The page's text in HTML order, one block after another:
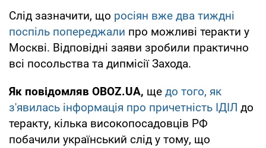
Слід зазначити, що росіян вже два тиждні
поспіль попереджали про можливі теракти у
Москві. Відповідні заяви зробили практично
всі посольства та дипмісії Захода.
Як повідомляв OBOZ.UA, ще до того, як
з'явилась інформація про причетність ІДІЛ до
теракту, кілька високопосадовців РФ
побачили український слід у тому, що